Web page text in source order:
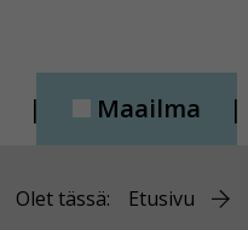
Maailma
Olet tässä: Etusivu